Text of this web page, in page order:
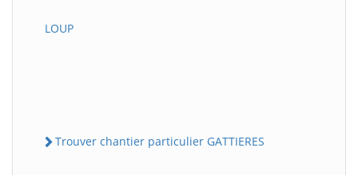
LOUP
Trouver chantier particulier GATTIERES